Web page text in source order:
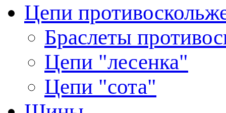
Цепи
Браслеты
Цепи "лесенка"
Цепи "сота"